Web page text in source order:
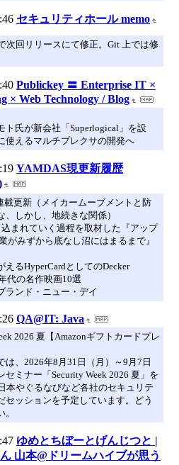
セキュリティホール memo
次回リリースにて修正。Git 上では修
Publickey 〓 Enterprise IT ×
× Web Technology / Blog
ト氏が新会社「Superlogical」を設
使えるマルチプレクサの開発へ
YAMDAS現更新履歴
載更新（メイカームーブメントと防
しかし、地続きな関係）
まれていく過程を取材した『アップ
がみずから底なし沼にはまるまで』
えるHyperCardとしてのDecker
代の名作映画10選
ランド・ニュー・デイ
QA@IT: Java
2026 夏【Amazonギフトカードプレ
は、2026年8月31日（月）～9月7日
セミナー「Security Week 2026 夏」を
本やぐるなびなど各社のセキュリテ
セッションを予定しています。どう
ゆめとちぼーとげんじつと |
山本@ドリームハイブが思う